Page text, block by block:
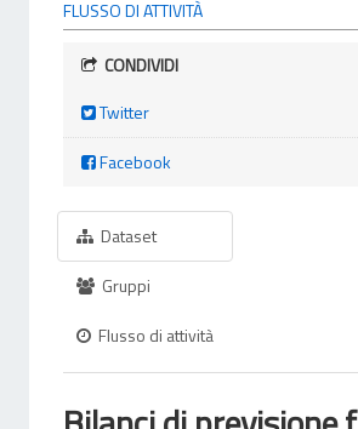
FLUSSO DI ATTIVITÀ
CONDIVIDI
Twitter
Facebook
Dataset
Gruppi
Flusso di attività